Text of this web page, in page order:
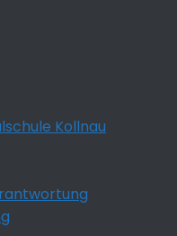
Kollnau